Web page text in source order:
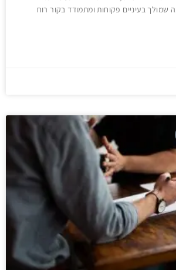
בעיניים פקוחות ומתמודד בקור רוח